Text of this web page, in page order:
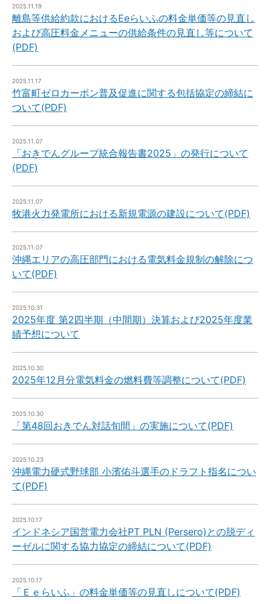
2025.11.19
離島等供給約款におけるEeらいふの料金単価等の見直し
および高圧料金メニューの供給条件の見直し等について
(PDF)
2025.11.17
竹富町ゼロカーボン普及促進に関する包括協定の締結に
ついて(PDF)
2025.11.07
「おきでんグループ統合報告書2025」の発行について
(PDF)
2025.11.07
牧港火力発電所における新規電源の建設について(PDF)
2025.11.07
沖縄エリアの高圧部門における電気料金規制の解除につ
いて(PDF)
2025.10.31
2025年度 第2四半期（中間期）決算および2025年度業
績予想について
2025.10.30
2025年12月分電気料金の燃料費等調整について(PDF)
2025.10.30
「第48回おきでん対話旬間」の実施について(PDF)
2025.10.23
沖縄電力硬式野球部 小濱佑斗選手のドラフト指名につい
て(PDF)
2025.10.17
インドネシア国営電力会社PT PLN (Persero)との脱ディ
ーゼルに関する協力協定の締結について(PDF)
2025.10.17
「Ｅｅらいふ」の料金単価等の見直しについて(PDF)